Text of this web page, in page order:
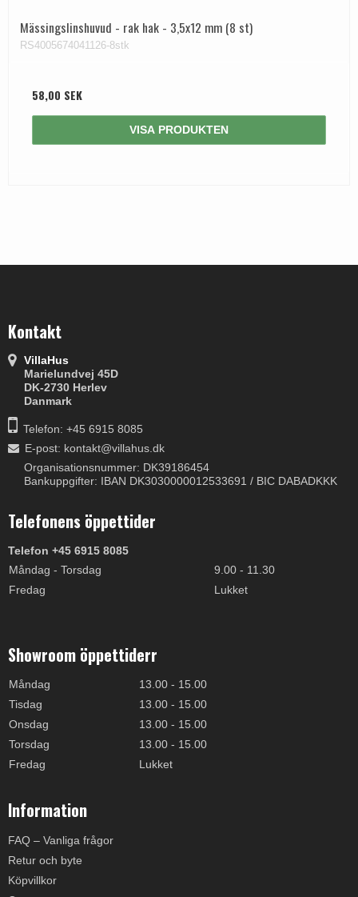
Mässingslinshuvud - rak hak - 3,5x12 mm (8 st)
RS4005674041126-8stk
58,00 SEK
VISA PRODUKTEN
Kontakt
VillaHus
Marielundvej 45D
DK-2730 Herlev
Danmark
Telefon: +45 6915 8085
E-post: kontakt@villahus.dk
Organisationsnummer: DK39186454
Bankuppgifter: IBAN DK3030000012533691 / BIC DABADKKK
Telefonens öppettider
Telefon +45 6915 8085
Måndag - Torsdag
9.00 - 11.30
Fredag
Lukket
Showroom öppettiderr
Måndag
13.00 - 15.00
Tisdag
13.00 - 15.00
Onsdag
13.00 - 15.00
Torsdag
13.00 - 15.00
Fredag
Lukket
Information
FAQ – Vanliga frågor
Retur och byte
Köpvillkor